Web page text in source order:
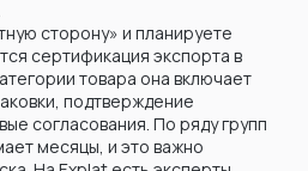
сторону» и планируете
сертификация экспорта в
товара она включает
подтверждение
согласования. По ряду групп
месяцы, и это важно